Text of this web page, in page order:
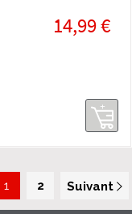
14,99 €
1 2 Suivant